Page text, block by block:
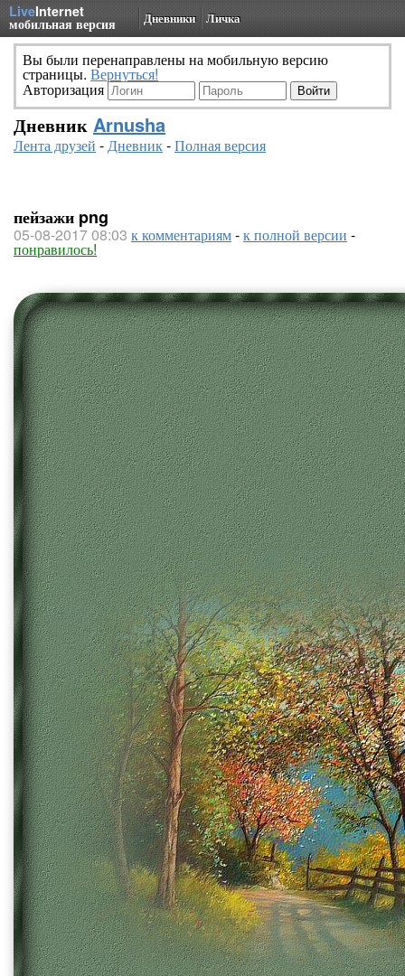
LiveInternet
мобильная версия Дневники Личка
Вы были перенаправлены на мобильную версию
страницы. Вернуться!
Авторизация
Дневник Arnusha
Лента друзей -Дневник-Полная версия
пейзажи png
05-08-2017 08:03 к комментариям-к полной версии -
понравилось!